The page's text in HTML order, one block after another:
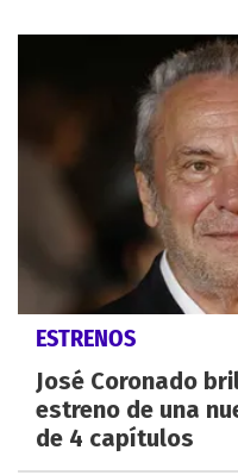
ESTRENOS
José Coronado
estreno de una
de 4 capítulos